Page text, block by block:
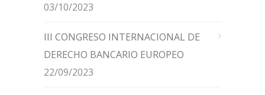
03/10/2023
III CONGRESO INTERNACIONAL DE
DERECHO BANCARIO EUROPEO
22/09/2023